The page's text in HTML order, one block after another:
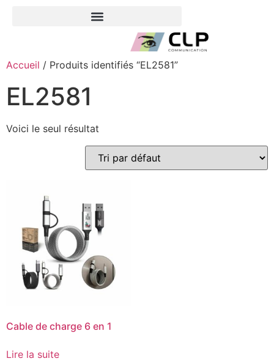
Accueil / Produits identifiés “EL2581”
EL2581
Voici le seul résultat
Cable de charge 6 en 1
Lire la suite